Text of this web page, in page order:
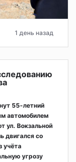
1 день назад
55-летний
автомобилем
ул. Вокзальной
двигался со
учёта
угрозу